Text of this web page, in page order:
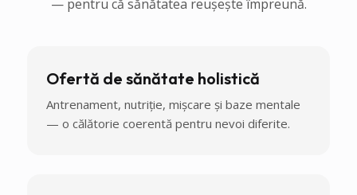
— pentru că sănătatea reușește împreună.
Ofertă de sănătate holistică
Antrenament, nutriție, mișcare și baze mentale
— o călătorie coerentă pentru nevoi diferite.